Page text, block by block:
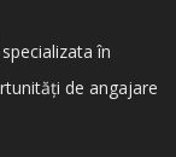
în
de angajare